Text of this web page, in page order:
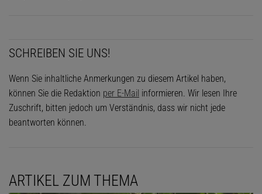
SCHREIBEN SIE UNS!
Wenn Sie inhaltliche Anmerkungen zu diesem Artikel haben,
können Sie die Redaktion per E-Mail informieren. Wir lesen Ihre
Zuschrift, bitten jedoch um Verständnis, dass wir nicht jede
beantworten können.
ARTIKEL ZUM THEMA